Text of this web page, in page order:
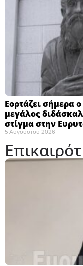
Εορτάζει σήμερα
μεγάλος
στίγμα στην
5 Αυγούστου 2026